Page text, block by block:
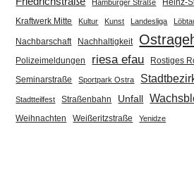
Hamburger Straße Heinz-
Kraftwerk Mitte
Kultur Kunst Landesliga
Nachbarschaft Nachhaltigkeit
Polizeimeldungen riesa efau Rostiges
Seminarstraße Sportpark Ostra
Stadtteilfest Straßenbahn Unfall
Weihnachten Weißeritzstraße Yenidze